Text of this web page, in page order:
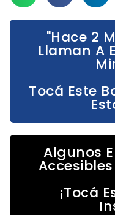
"Hace 2
Llaman A
Tocá Este
Algunos
¡Tocá